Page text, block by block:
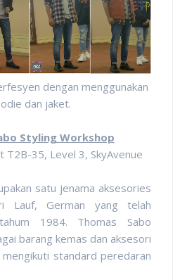
dengan menggunakan
dan jaket.
Styling Workshop
T2B-35, Level 3, SkyAvenue
satu jenama aksesories
Lauf, German yang telah
1984. Thomas Sabo
barang kemas dan aksesori
standard peredaran